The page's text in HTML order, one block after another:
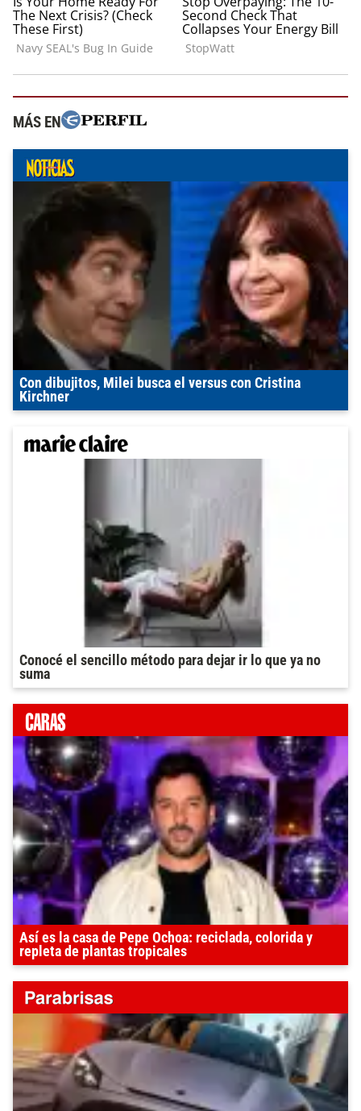
MÁS EN
Con dibujitos, Milei busca el versus con Cristina
Kirchner
Conocé el sencillo método para dejar ir lo que ya no
suma
Así es la casa de Pepe Ochoa: reciclada, colorida y
repleta de plantas tropicales